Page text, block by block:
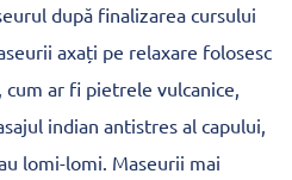
după finalizarea cursului
axați pe relaxare folosesc
ar fi pietrele vulcanice,
indian antistres al capului,
lomi-lomi. Maseurii mai